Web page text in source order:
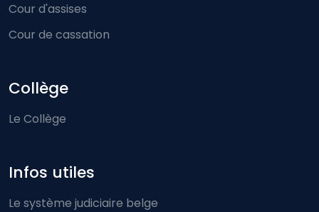
Cour d'assises
Cour de cassation
Collège
Le Collège
Infos utiles
Le système judiciaire belge